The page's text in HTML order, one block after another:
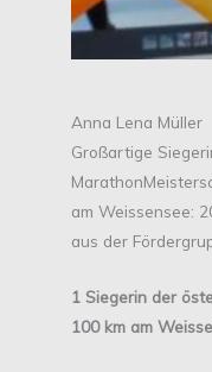
Anna Lena Müller
Großartige
am Weissensee:
aus der
1 Siegerin der
100 km am